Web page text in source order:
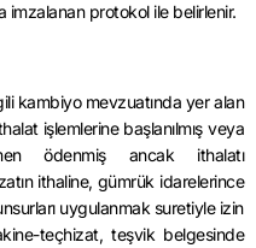
imzalanan protokol ile belirlenir.
kambiyo mevzuatında yer alan
işlemlerine başlanılmış veya
ödenmiş ancak ithalatı
ithaline, gümrük idarelerince
uygulanmak suretiyle izin
teçhizat, teşvik belgesinde